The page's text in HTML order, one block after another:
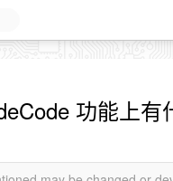
功能上有